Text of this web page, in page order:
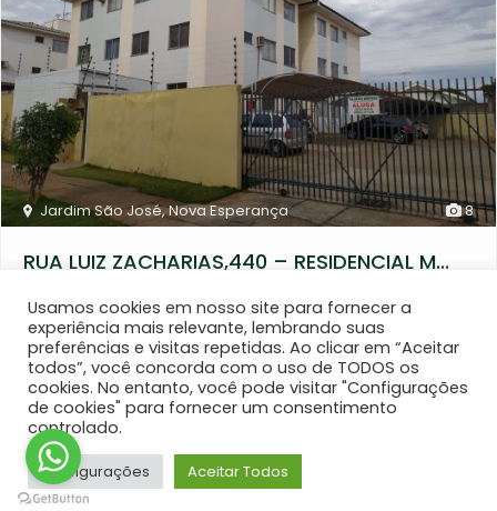
8
Jardim São José,Nova Esperança
RUA LUIZ ZACHARIAS,440 – RESIDENCIAL M...
150.000,00
VENDE–SE APARTAMENTO
Rua Luiz Zacharias, 440
Residencial Marabá Bloco B apto 202 C , Jardim São[more]
razente
Usamos cookies em nosso site para fornecer a
experiência mais relevante, lembrando suas
preferências e visitas repetidas. Ao clicar em “Aceitar
todos”, você concorda com o uso de TODOS os
cookies. No entanto, você pode visitar "Configurações
de cookies" para fornecer um consentimento
controlado.
Configurações Aceitar Todos